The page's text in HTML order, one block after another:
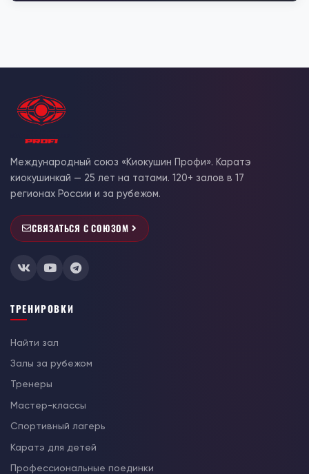
Международный союз «Киокушин Профи». Каратэ
киокушинкай — 25 лет на татами. 120+ залов в 17
регионах России и за рубежом.
СВЯЗАТЬСЯ С СОЮЗОМ
ТРЕНИРОВКИ
Найти зал
Залы за рубежом
Тренеры
Мастер-классы
Спортивный лагерь
Каратэ для детей
Профессиональные поединки